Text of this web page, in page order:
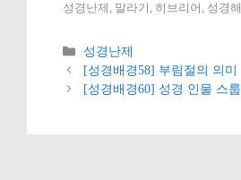
성경난제, 말라기, 히브리어, 성경
카
테
고
성경난제
[성경배경58] 부림절의 의미
[성경배경60] 성경 인물 스